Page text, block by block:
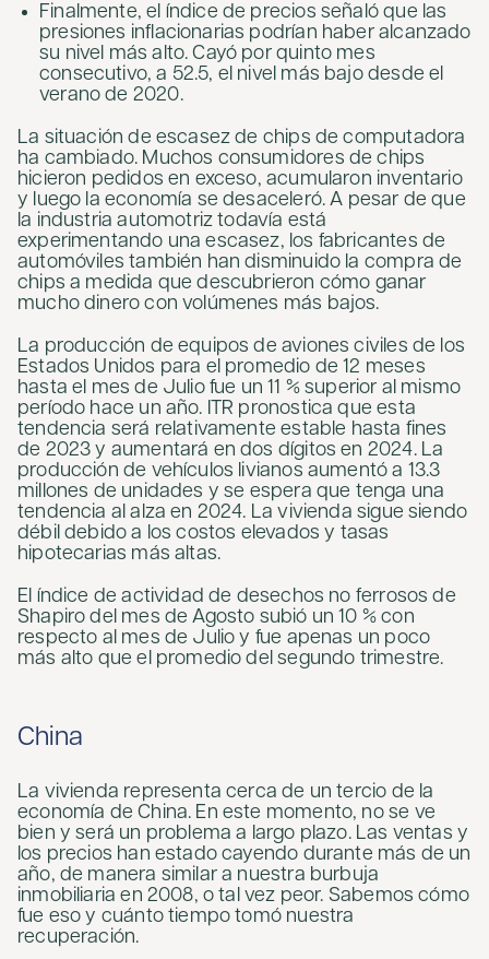
Finalmente, el índice de precios señaló que las
presiones inflacionarias podrían haber alcanzado
su nivel más alto. Cayó por quinto mes
consecutivo, a 52.5, el nivel más bajo desde el
verano de 2020.
La situación de escasez de chips de computadora
ha cambiado. Muchos consumidores de chips
hicieron pedidos en exceso, acumularon inventario
y luego la economía se desaceleró. A pesar de que
la industria automotriz todavía está
experimentando una escasez, los fabricantes de
automóviles también han disminuido la compra de
chips a medida que descubrieron cómo ganar
mucho dinero con volúmenes más bajos.
La producción de equipos de aviones civiles de los
Estados Unidos para el promedio de 12 meses
hasta el mes de Julio fue un 11 % superior al mismo
período hace un año. ITR pronostica que esta
tendencia será relativamente estable hasta fines
de 2023 y aumentará en dos dígitos en 2024. La
producción de vehículos livianos aumentó a 13.3
millones de unidades y se espera que tenga una
tendencia al alza en 2024. La vivienda sigue siendo
débil debido a los costos elevados y tasas
hipotecarias más altas.
El índice de actividad de desechos no ferrosos de
Shapiro del mes de Agosto subió un 10 % con
respecto al mes de Julio y fue apenas un poco
más alto que el promedio del segundo trimestre.
China
La vivienda representa cerca de un tercio de la
economía de China. En este momento, no se ve
bien y será un problema a largo plazo. Las ventas y
los precios han estado cayendo durante más de un
año, de manera similar a nuestra burbuja
inmobiliaria en 2008, o tal vez peor. Sabemos cómo
fue eso y cuánto tiempo tomó nuestra
recuperación.